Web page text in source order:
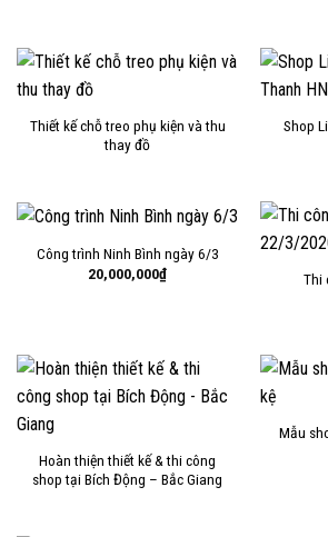
Thiết kế chỗ treo phụ kiện và thu
thay đồ
Shop
Công trình Ninh Bình ngày 6/3
20,000,000₫
Thi
Hoàn thiện thiết kế & thi công
shop tại Bích Động – Bắc Giang
Mẫu